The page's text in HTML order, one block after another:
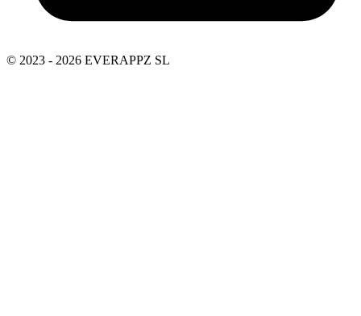
© 2023 - 2026 EVERAPPZ SL